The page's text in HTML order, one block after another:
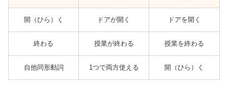
開（ひら）く ドアが開く ドアを開く
終わる 授業が終わる 授業を終わる
自他同形動詞 1つで両方使える 開（ひら）く